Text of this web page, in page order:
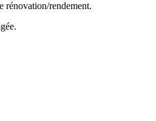
rénovation/rendement.